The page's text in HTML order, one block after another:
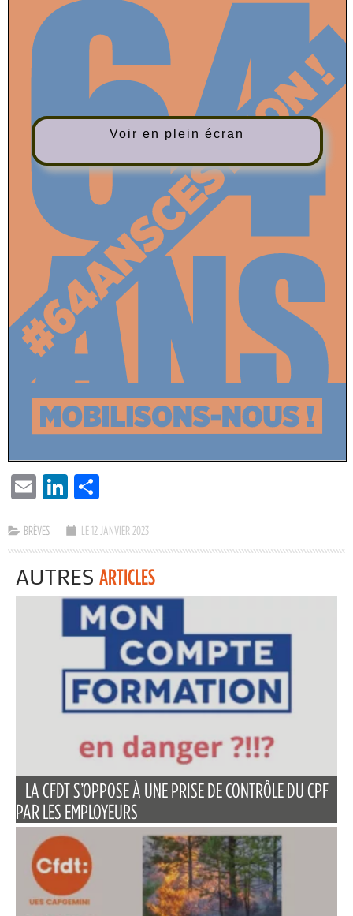
Voir en plein écran
EMAIL LINKEDIN
BRÈVES LE 12 JANVIER 2023
AUTRES ARTICLES
LA CFDT S’OPPOSE À UNE PRISE DE CONTRÔLE DU CPF
PAR LES EMPLOYEURS